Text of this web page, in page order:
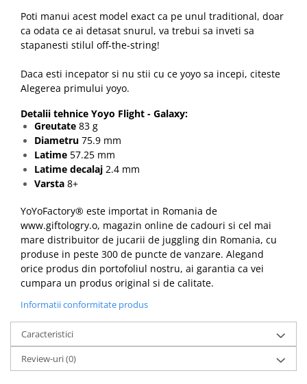
Poti manui acest model exact ca pe unul traditional, doar
ca odata ce ai detasat snurul, va trebui sa inveti sa
stapanesti stilul off-the-string!
Daca esti incepator si nu stii cu ce yoyo sa incepi, citeste
Alegerea primului yoyo.
Detalii tehnice Yoyo Flight - Galaxy:
Greutate 83 g
Diametru 75.9 mm
Latime 57.25 mm
Latime decalaj 2.4 mm
Varsta 8+
YoYoFactory® este importat in Romania de
www.giftologry.o, magazin online de cadouri si cel mai
mare distribuitor de jucarii de juggling din Romania, cu
produse in peste 300 de puncte de vanzare. Alegand
orice produs din portofoliul nostru, ai garantia ca vei
cumpara un produs original si de calitate.
Informatii conformitate produs
Caracteristici
Review-uri(0)